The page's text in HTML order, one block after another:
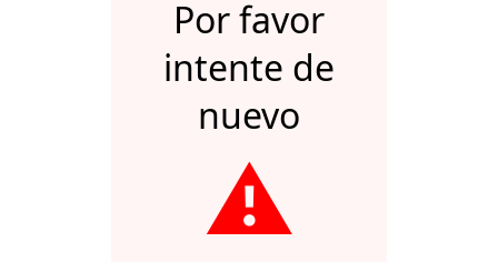
Por favor
intente de
nuevo
⚠️